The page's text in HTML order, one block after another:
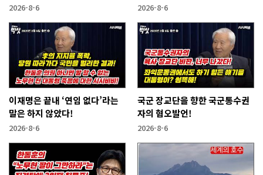
2026-8-6 2026-8-6
이재명은 끝내 ‘연임 없다’라는
말은 하지 않았다!
2026-8-6
국군 장교단을 향한 국군통수권
자의 혐오발언!
2026-8-6